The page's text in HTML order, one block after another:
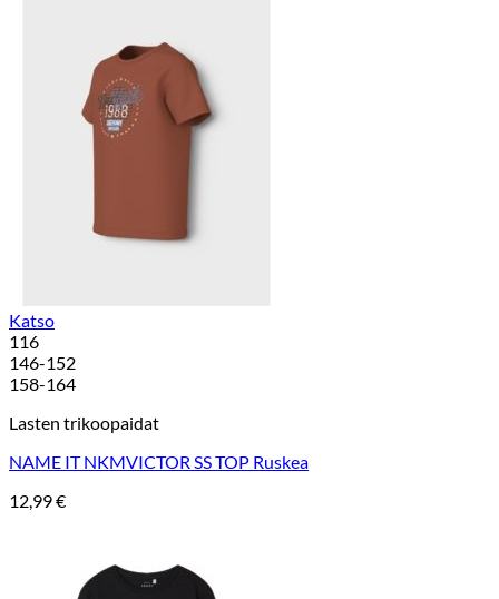
Katso
116
146-152
158-164
Lasten trikoopaidat
NAME IT NKMVICTOR SS TOP Ruskea
12,99€